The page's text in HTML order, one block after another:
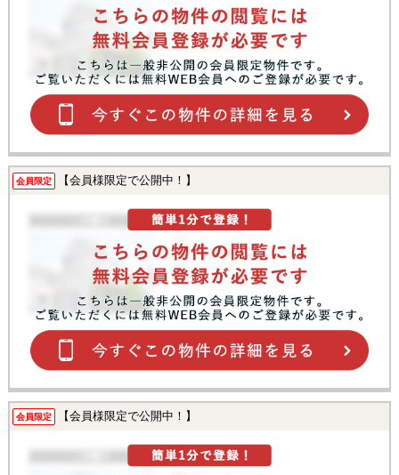
会員限定 【会員様限定で公開中！】
会員限定 【会員様限定で公開中！】